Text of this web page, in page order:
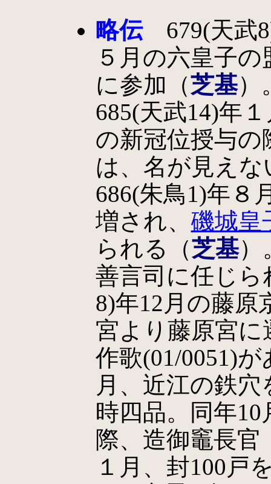
略伝679(天武
５月の六皇子の
に参加（芝基）
685(天武14)年
の新冠位授与の
は、名が見えな
686(朱鳥1)年８
増され、 磯城皇
られる（芝基）
善言司に任じら
8)年12月の藤原
宮より藤原宮
作歌(01/0051)
月、近江の鉄穴
時四品。同年10
際、造御竈長官
１月、封100戸